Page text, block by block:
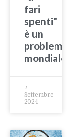
fari
spenti”
è un
problema
mondiale
7
Settembre
2024